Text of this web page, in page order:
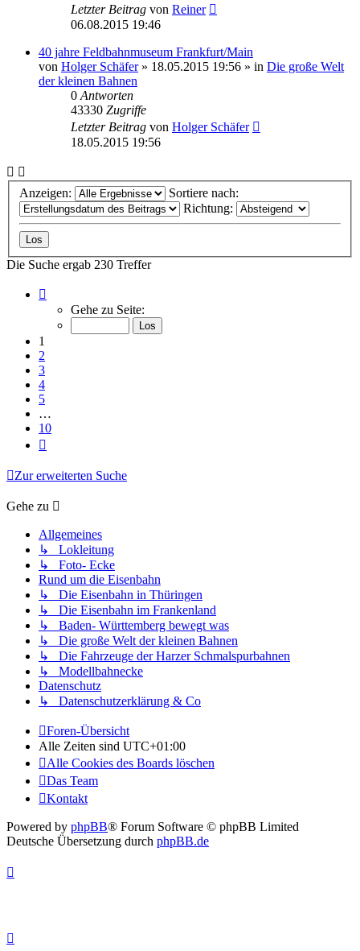
Letzter Beitrag von Reiner
06.08.2015 19:46
40 jahre Feldbahnmuseum Frankfurt/Main
von Holger Schäfer» 18.05.2015 19:56 » in Die große Welt
der kleinen Bahnen
0 Antworten
43330 Zugriffe
Letzter Beitrag von Holger Schäfer
18.05.2015 19:56
Anzeigen:
Sortiere nach:
Richtung:
Die Suche ergab 230 Treffer
von
Gehe zu Seite:
1
2
3
4
5
…
10
Zur erweiterten Suche
Gehe zu
Allgemeines
↳ Lokleitung
↳ Foto- Ecke
Rund um die Eisenbahn
↳ Die Eisenbahn in Thüringen
↳ Die Eisenbahn im Frankenland
↳ Baden- Württemberg bewegt was
↳ Die große Welt der kleinen Bahnen
↳ Die Fahrzeuge der Harzer Schmalspurbahnen
↳ Modellbahnecke
Datenschutz
↳ Datenschutzerklärung & Co
Foren-Übersicht
Alle Zeiten sind UTC+01:00
Alle Cookies des Boards löschen
Das Team
Kontakt
Powered by phpBB® Forum Software © phpBB Limited
Deutsche Übersetzung durch phpBB.de